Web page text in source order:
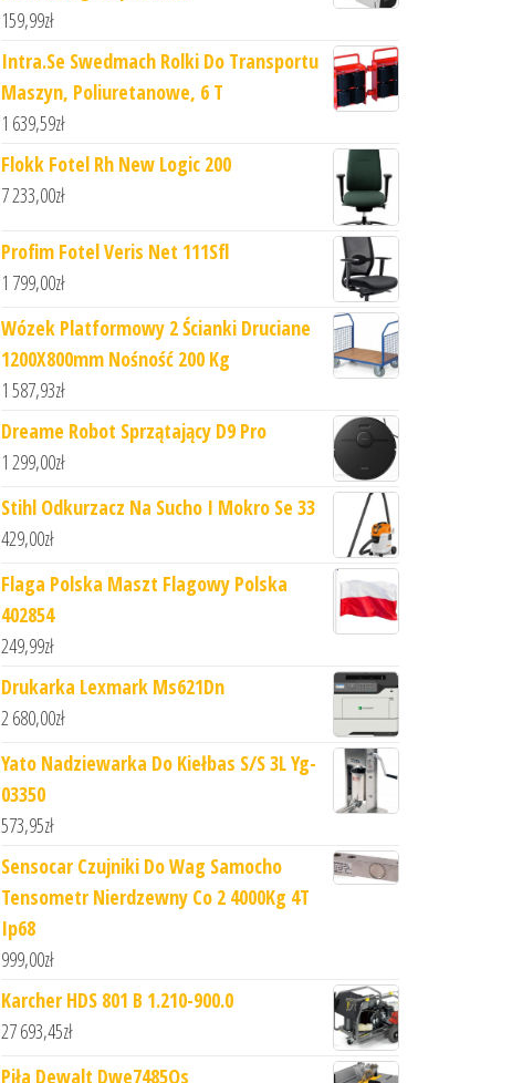
159,99zł
Intra.Se Swedmach Rolki Do Transportu
Maszyn, Poliuretanowe, 6 T
1 639,59zł
Flokk Fotel Rh New Logic 200
7 233,00zł
Profim Fotel Veris Net 111Sfl
1 799,00zł
Wózek Platformowy 2 Ścianki Druciane
1200X800mm Nośność 200 Kg
1 587,93zł
Dreame Robot Sprzątający D9 Pro
1 299,00zł
Stihl Odkurzacz Na Sucho I Mokro Se 33
429,00zł
Flaga Polska Maszt Flagowy Polska
402854
249,99zł
Drukarka Lexmark Ms621Dn
2 680,00zł
Yato Nadziewarka Do Kiełbas S/S 3L Yg-
03350
573,95zł
Sensocar Czujniki Do Wag Samocho
Tensometr Nierdzewny Co 2 4000Kg 4T
Ip68
999,00zł
Karcher HDS 801 B 1.210-900.0
27 693,45zł
Piła Dewalt Dwe7485Qs